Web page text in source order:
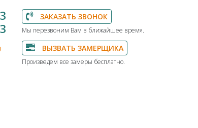
ЗАКАЗАТЬ ЗВОНОК
Мы перезвоним Вам в ближайшее время.
ВЫЗВАТЬ ЗАМЕРЩИКА
Произведем все замеры бесплатно.